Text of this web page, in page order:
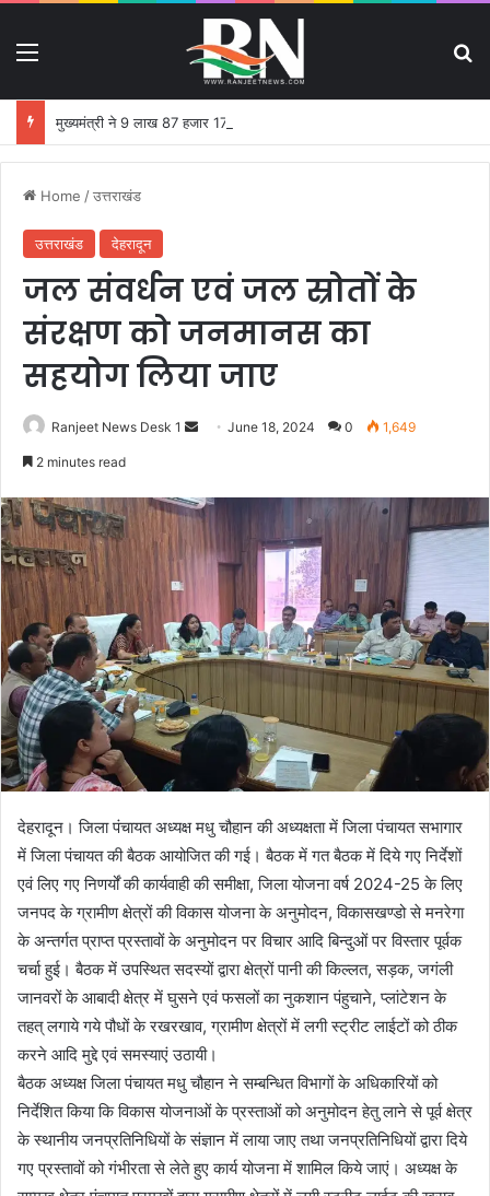
Home /उत्तराखंड
उत्तराखंड देहरादून
जल संवर्धन एवं जल स्रोतों के
संरक्षण को जनमानस का
सहयोग लिया जाए
Ranjeet News Desk 1
d
a
n
a
i
June 18, 2024 0 1,649
2 minutes read
देहरादून। जिला पंचायत अध्यक्ष मधु चौहान की अध्यक्षता में जिला पंचायत सभागार
में जिला पंचायत की बैठक आयोजित की गई। बैठक में गत बैठक में दिये गए निर्देशों
एवं लिए गए निणर्यों की कार्यवाही की समीक्षा, जिला योजना वर्ष 2024-25 के लिए
जनपद के ग्रामीण क्षेत्रों की विकास योजना के अनुमोदन, विकासखण्डो से मनरेगा
के अन्तर्गत प्राप्त प्रस्तावों के अनुमोदन पर विचार आदि बिन्दुओं पर विस्तार पूर्वक
चर्चा हुई। बैठक में उपस्थित सदस्यों द्वारा क्षेत्रों पानी की किल्लत, सड़क, जगंली
जानवरों के आबादी क्षेत्र में घुसने एवं फसलों का नुकशान पंहुचाने, प्लांटेशन के
तहत् लगाये गये पौधों के रखरखाव, ग्रामीण क्षेत्रों में लगी स्ट्रीट लाईटों को ठीक
करने आदि मुद्दे एवं समस्याएं उठायी।
बैठक अध्यक्ष जिला पंचायत मधु चौहान ने सम्बन्धित विभागों के अधिकारियों को
निर्देशित किया कि विकास योजनाओं के प्रस्ताओं को अनुमोदन हेतु लाने से पूर्व क्षेत्र
के स्थानीय जनप्रतिनिधियों के संज्ञान में लाया जाए तथा जनप्रतिनिधियों द्वारा दिये
गए प्रस्तावों को गंभीरता से लेते हुए कार्य योजना में शामिल किये जाएं। अध्यक्ष के